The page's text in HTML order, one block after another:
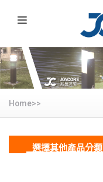
Home>>
選擇其他產品分類